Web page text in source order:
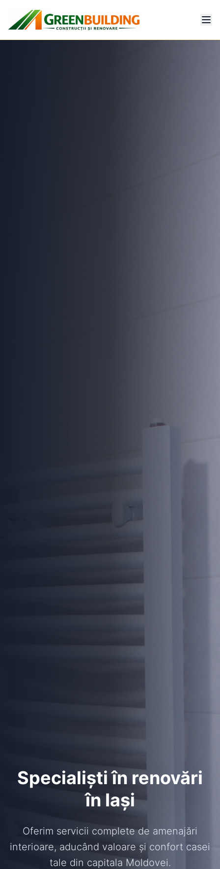
Specialiști în renovări
în Iași
Oferim servicii complete de amenajări
interioare, aducând valoare și confort casei
tale din capitala Moldovei.